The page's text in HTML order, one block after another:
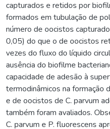
capturados e retidos por
formados em tubulação de
número de oocistos
0,05) do que o de oocistos
vezes do fluxo do líquido
ausência do biofilme
capacidade de adesão à
termodinâmicos na formação
e de oocistos de C. parvum
também foram avaliados.
C. parvum e P. fluorescens